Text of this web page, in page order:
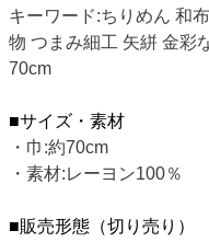
キーワード:ちりめん 和
物 つまみ細工 矢絣 金彩
70cm
■サイズ・素材
・巾:約70cm
・素材:レーヨン100％
■販売形態（切り売り）